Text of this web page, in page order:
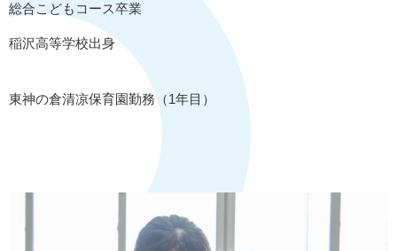
総合こどもコース卒業
稲沢高等学校出身
東神の倉清凉保育園勤務（1年目）